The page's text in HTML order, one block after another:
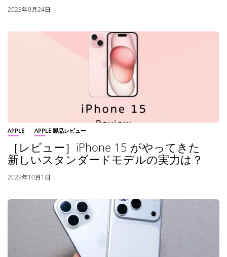
2023年9月24日
APPLE APPLE 製品レビュー
［レビュー］iPhone 15 がやってきた
新しいスタンダードモデルの実力は？
2023年10月1日